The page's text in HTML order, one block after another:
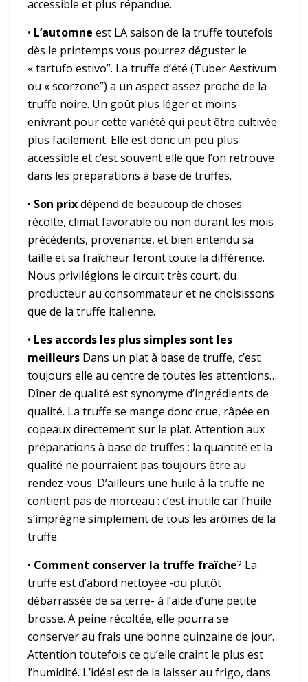
accessible et plus répandue.
• L’automne est LA saison de la truffe toutefois
dès le printemps vous pourrez déguster le
« tartufo estivo”. La truffe d’été (Tuber Aestivum
ou « scorzone”) a un aspect assez proche de la
truffe noire. Un goût plus léger et moins
enivrant pour cette variété qui peut être cultivée
plus facilement. Elle est donc un peu plus
accessible et c’est souvent elle que l’on retrouve
dans les préparations à base de truffes.
• Son prixdépend de beaucoup de choses:
récolte, climat favorable ou non durant les mois
précédents, provenance, et bien entendu sa
taille et sa fraîcheur feront toute la différence.
Nous privilégions le circuit très court, du
producteur au consommateur et ne choisissons
que de la truffe italienne.
• Les accords les plus simples sont les
meilleurs Dans un plat à base de truffe, c’est
toujours elle au centre de toutes les attentions…
Dîner de qualité est synonyme d’ingrédients de
qualité. La truffe se mange donc crue, râpée en
copeaux directement sur le plat. Attention aux
préparations à base de truffes : la quantité et la
qualité ne pourraient pas toujours être au
rendez-vous. D’ailleurs une huile à la truffe ne
contient pas de morceau : c’est inutile car l’huile
s’imprègne simplement de tous les arômes de la
truffe.
• Comment conserver la truffe fraîche? La
truffe est d’abord nettoyée -ou plutôt
débarrassée de sa terre- à l’aide d’une petite
brosse. A peine récoltée, elle pourra se
conserver au frais une bonne quinzaine de jour.
Attention toutefois ce qu’elle craint le plus est
l’humidité. L’idéal est de la laisser au frigo, dans